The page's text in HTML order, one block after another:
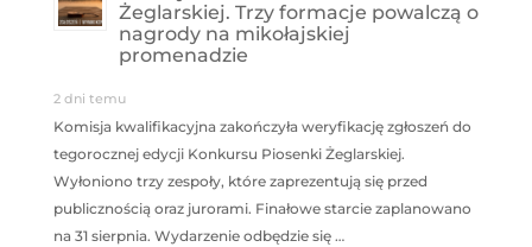
Żeglarskiej. Trzy formacje powalczą o
nagrody na mikołajskiej
promenadzie
2 dni temu
Komisja kwalifikacyjna zakończyła weryfikację zgłoszeń do
tegorocznej edycji Konkursu Piosenki Żeglarskiej.
Wyłoniono trzy zespoły, które zaprezentują się przed
publicznością oraz jurorami. Finałowe starcie zaplanowano
na 31 sierpnia. Wydarzenie odbędzie się …